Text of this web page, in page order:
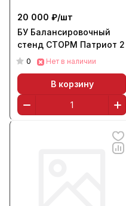
20 000 ₽/шт
БУ Балансировочный
стенд СТОРМ Патриот 2
0 Нет в наличии
В корзину